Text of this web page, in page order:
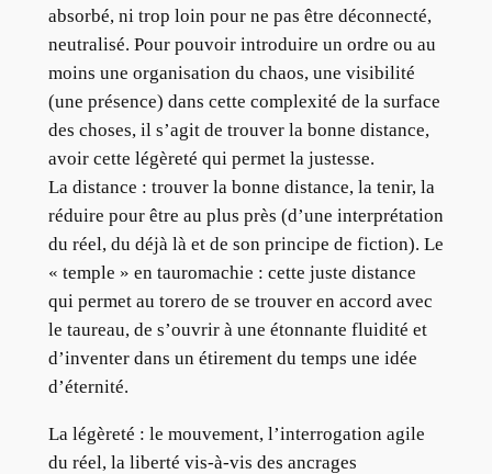
absorbé, ni trop loin pour ne pas être déconnecté,
neutralisé. Pour pouvoir introduire un ordre ou au
moins une organisation du chaos, une visibilité
(une présence) dans cette complexité de la surface
des choses, il s’agit de trouver la bonne distance,
avoir cette légèreté qui permet la justesse.
La distance : trouver la bonne distance, la tenir, la
réduire pour être au plus près (d’une interprétation
du réel, du déjà là et de son principe de fiction). Le
« temple » en tauromachie : cette juste distance
qui permet au torero de se trouver en accord avec
le taureau, de s’ouvrir à une étonnante fluidité et
d’inventer dans un étirement du temps une idée
d’éternité.
La légèreté : le mouvement, l’interrogation agile
du réel, la liberté vis-à-vis des ancrages